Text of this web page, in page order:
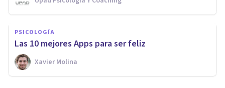
PSICOLOGÍA
Las 10 mejores Apps para ser feliz
Xavier Molina